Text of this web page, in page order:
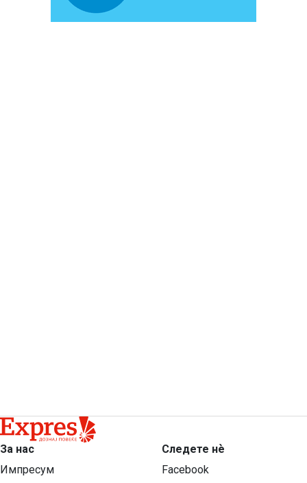
За нас
Импресум
Следете нѐ
Facebook